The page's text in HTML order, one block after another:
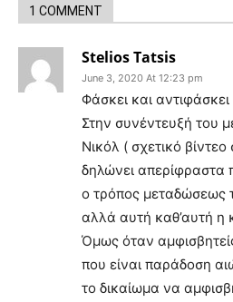
1 COMMENT
Stelios Tatsis
June 3, 2020 At 12:23 pm
Φάσκει και
Στην συνέντευξή του
Νικόλ ( σχετικό
δηλώνει απερίφραστα
ο τρόπος μεταδώσεως
αλλά αυτή καθ’αυτή η
Όμως όταν
που είναι παράδοση
το δικαίωμα να